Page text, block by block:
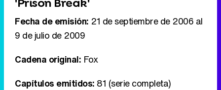
Fecha de emisión: 21 de septiembre de 2006 al
9 de julio de 2009
Cadena original: Fox
Capítulos emitidos: 81 (serie completa)